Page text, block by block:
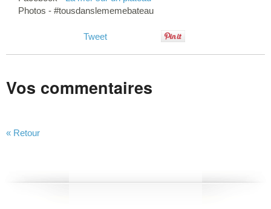
Photos - #tousdanslememebateau
Tweet
Vos commentaires
« Retour